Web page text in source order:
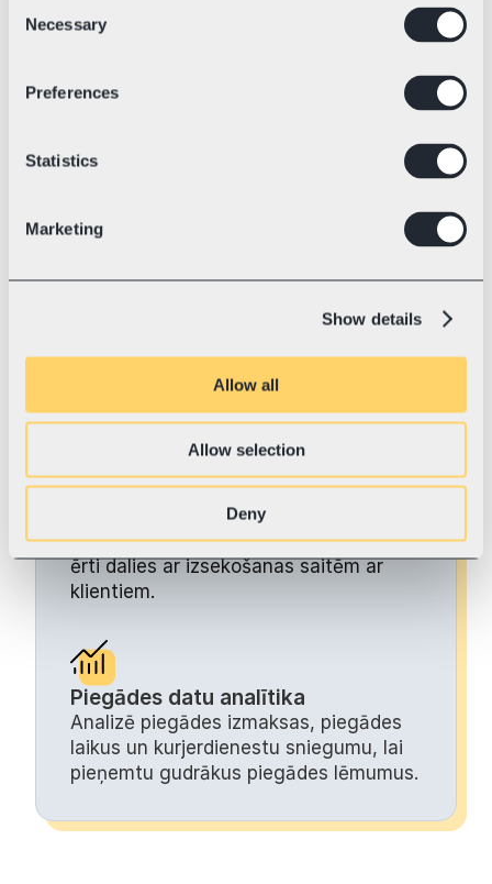
Selection
Necessary
Preferences
Statistics
Marketing
Show details
Allow all
Allow selection
Deny
laikā — bez papildu maksas.
sūtījumu uzlīmju izveidi un citus
vienai vai vairākām piegādēm
vienlaikus neatkarīgi no izvēlētā
kurjerdienesta.kurjerpastam.
Sūtījumu izsekošana
Seko visiem sūtījumiem vienuviet un
ērti dalies ar izsekošanas saitēm ar
klientiem.
Piegādes datu analītika
Analizē piegādes izmaksas, piegādes
laikus un kurjerdienestu sniegumu, lai
pieņemtu gudrākus piegādes lēmumus.